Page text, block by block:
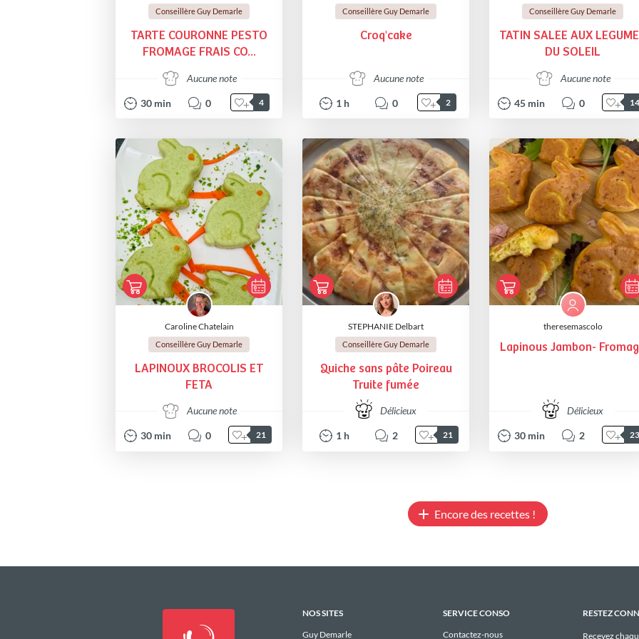
Conseillère Guy Demarle
TARTE COURONNE PESTO
FROMAGE FRAIS CO...
Aucune note
30 min 0 4
Conseillère Guy Demarle
Croq'cake
Aucune note
1 h 0 2
Conseillère Guy Demarle
TATIN SALEE AUX
DU SOLEIL
Aucune note
45 min 0
Caroline Chatelain
Conseillère Guy Demarle
LAPINOUX BROCOLIS ET
FETA
Aucune note
30 min 0 21
STEPHANIE Delbart
Conseillère Guy Demarle
Quiche sans pâte Poireau
Truite fumée
Délicieux
1 h 2 21
theresemascolo
Lapinous Jambon-
Délicieux
30 min 2
Encore des recettes !
NOS SITES
Guy Demarle
SERVICE CONSO
Contactez-nous
RESTEZ
Recevez